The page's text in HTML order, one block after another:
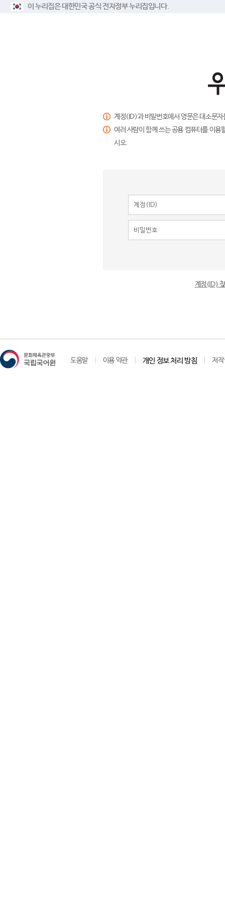
이 누리집은 대한민국 공식 전자정부 누리집입니다.
계정(ID)과 비밀번호에서 영문은 대소문
여러 사람이 함께 쓰는 공용 컴퓨터를 이
시오.
계정(ID)
도움말 이용 약관 개인 정보 처리 방침 저